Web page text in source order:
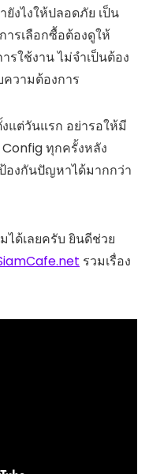
ยังไงให้ปลอดภัย เป็น
รเลือกซื้อต้องดูให้
ใช้งาน ไม่จำเป็นต้อง
วามต้องการ
แต่วันแรก อย่ารอให้มี
ทุกครั้งหลัง
องกันปัญหาได้มากกว่า
ได้เลยครับ ยินดีช่วย
รวมเรื่อง